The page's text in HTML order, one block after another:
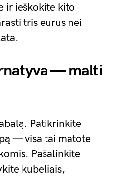
ir ieškokite kito
tris eurus nei
— malti
Patikrinkite
— visa tai matote
Pašalinkite
kubeliais,